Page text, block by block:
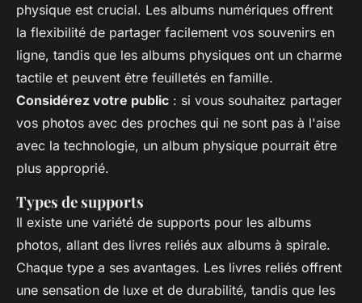
physique est crucial. Les albums numériques offrent
la flexibilité de partager facilement vos souvenirs en
ligne, tandis que les albums physiques ont un charme
tactile et peuvent être feuilletés en famille.
Considérez votre public : si vous souhaitez partager
vos photos avec des proches qui ne sont pas à l'aise
avec la technologie, un album physique pourrait être
plus approprié.
Types de supports
Il existe une variété de supports pour les albums
photos, allant des livres reliés aux albums à spirale.
Chaque type a ses avantages. Les livres reliés offrent
une sensation de luxe et de durabilité, tandis que les